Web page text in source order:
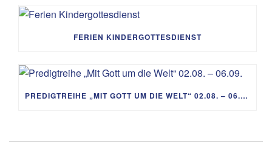
FERIEN KINDERGOTTESDIENST
PREDIGTREIHE „MIT GOTT UM DIE WELT“ 02.08. – 06.09.